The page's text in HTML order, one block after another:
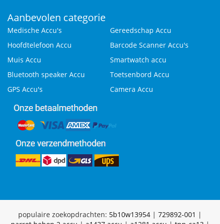
Aanbevolen categorie
Medische Accu's
Gereedschap Accu
Hoofdtelefoon Accu
Barcode Scanner Accu's
Muis Accu
Smartwatch accu
Bluetooth speaker Accu
Toetsenbord Accu
GPS Accu's
Camera Accu
populaire zoekopdrachten: 5b10w13954 | 729892-001 |